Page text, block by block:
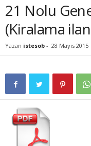
21 Nolu
(Kiralama
Yazan istesob - 28 Mayıs 2015